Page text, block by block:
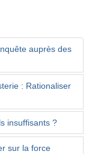
auprès des
: Rationaliser
insuffisants ?
sur la force